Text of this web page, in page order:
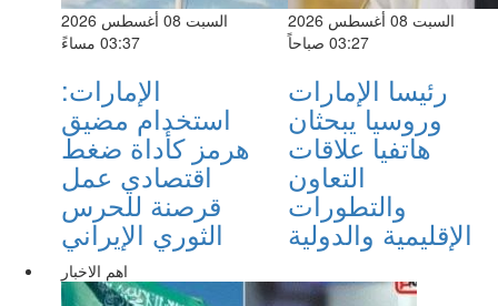
السبت 08 أغسطس 2026
03:37 مساءً
الإمارات:
استخدام مضيق
هرمز كأداة ضغط
اقتصادي عمل
قرصنة للحرس
الثوري الإيراني
السبت 08 أغسطس 2026
03:27 صباحاً
رئيسا الإمارات
وروسيا يبحثان
هاتفيا علاقات
التعاون
والتطورات
الإقليمية والدولية
اهم الاخبار